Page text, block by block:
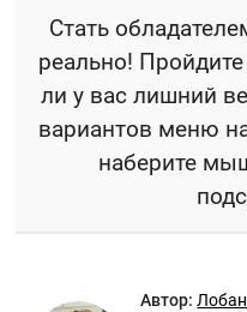
Стать
реально! Пройдите
ли у вас лишний
вариантов меню
наберите
Автор: